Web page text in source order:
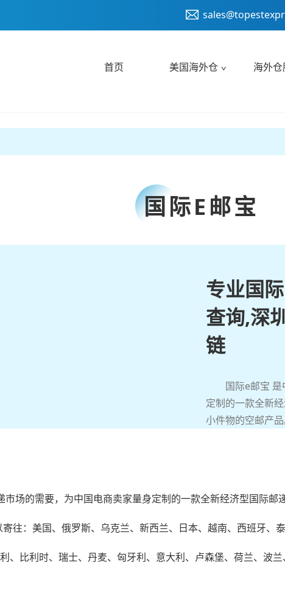
首页 美国海外仓 海外
国际E邮宝
专业国
查询,深
链
国际e邮宝
定制的一款全新
小件物的空邮产品
场的需要，为中国电商卖家量身定制的一款全新经济型国际
往：美国、俄罗斯、乌克兰、新西兰、日本、越南、西班牙
、比利时、瑞士、丹麦、匈牙利、意大利、卢森堡、荷兰、波